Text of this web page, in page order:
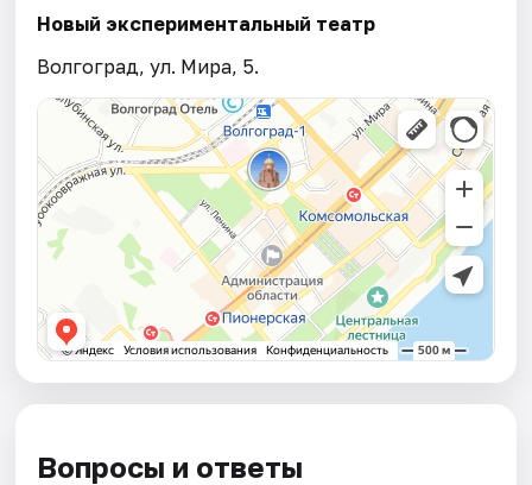
Новый экспериментальный театр
Волгоград, ул. Мира, 5.
Вопросы и ответы